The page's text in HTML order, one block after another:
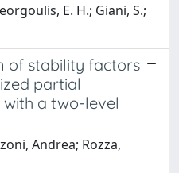
E. H.; Giani, S.;
of stability factors
partial
a two-level
Andrea; Rozza,